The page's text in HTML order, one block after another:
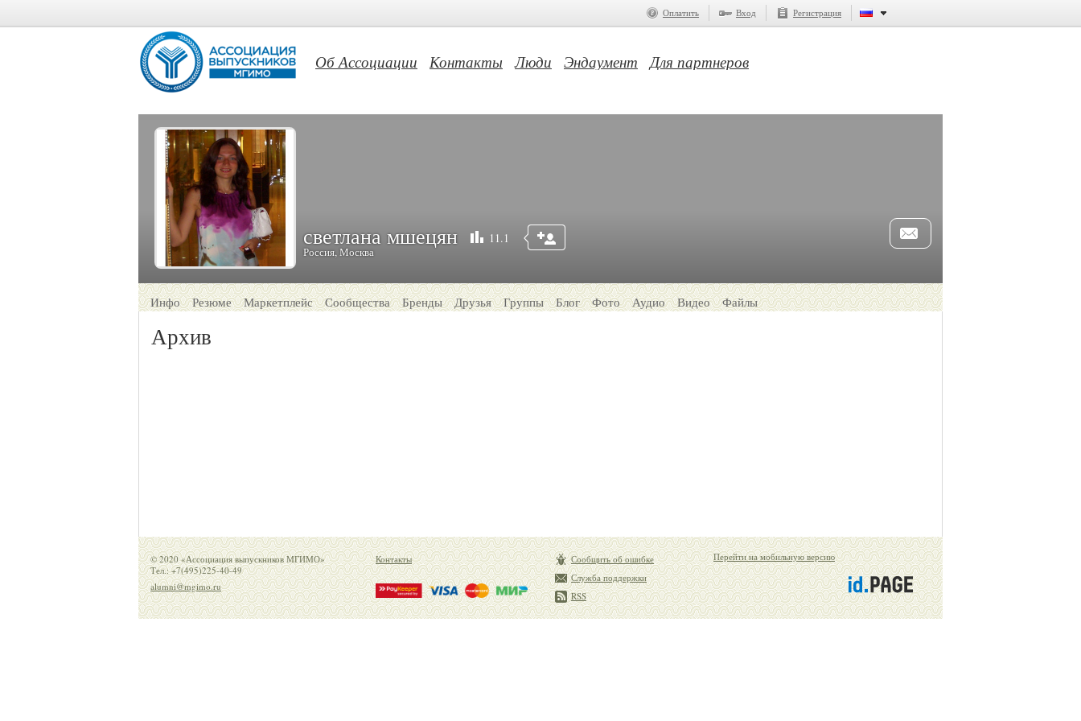
Оплатить Вход Регистрация
Об Ассоциации Контакты Люди Эндаумент Для партнеров
светлана мшецян
Россия, Москва
11.1
Инфо Резюме Маркетплейс Сообщества Бренды Друзья Группы Блог Фото Аудио Видео Файлы
Архив
© 2020 «Ассоциация выпускников МГИМО»
Тел.: +7(495)225-40-49
alumni@mgimo.ru
Контакты
Сообщить об ошибке
Служба поддержки
RSS
Перейти на мобильную версию